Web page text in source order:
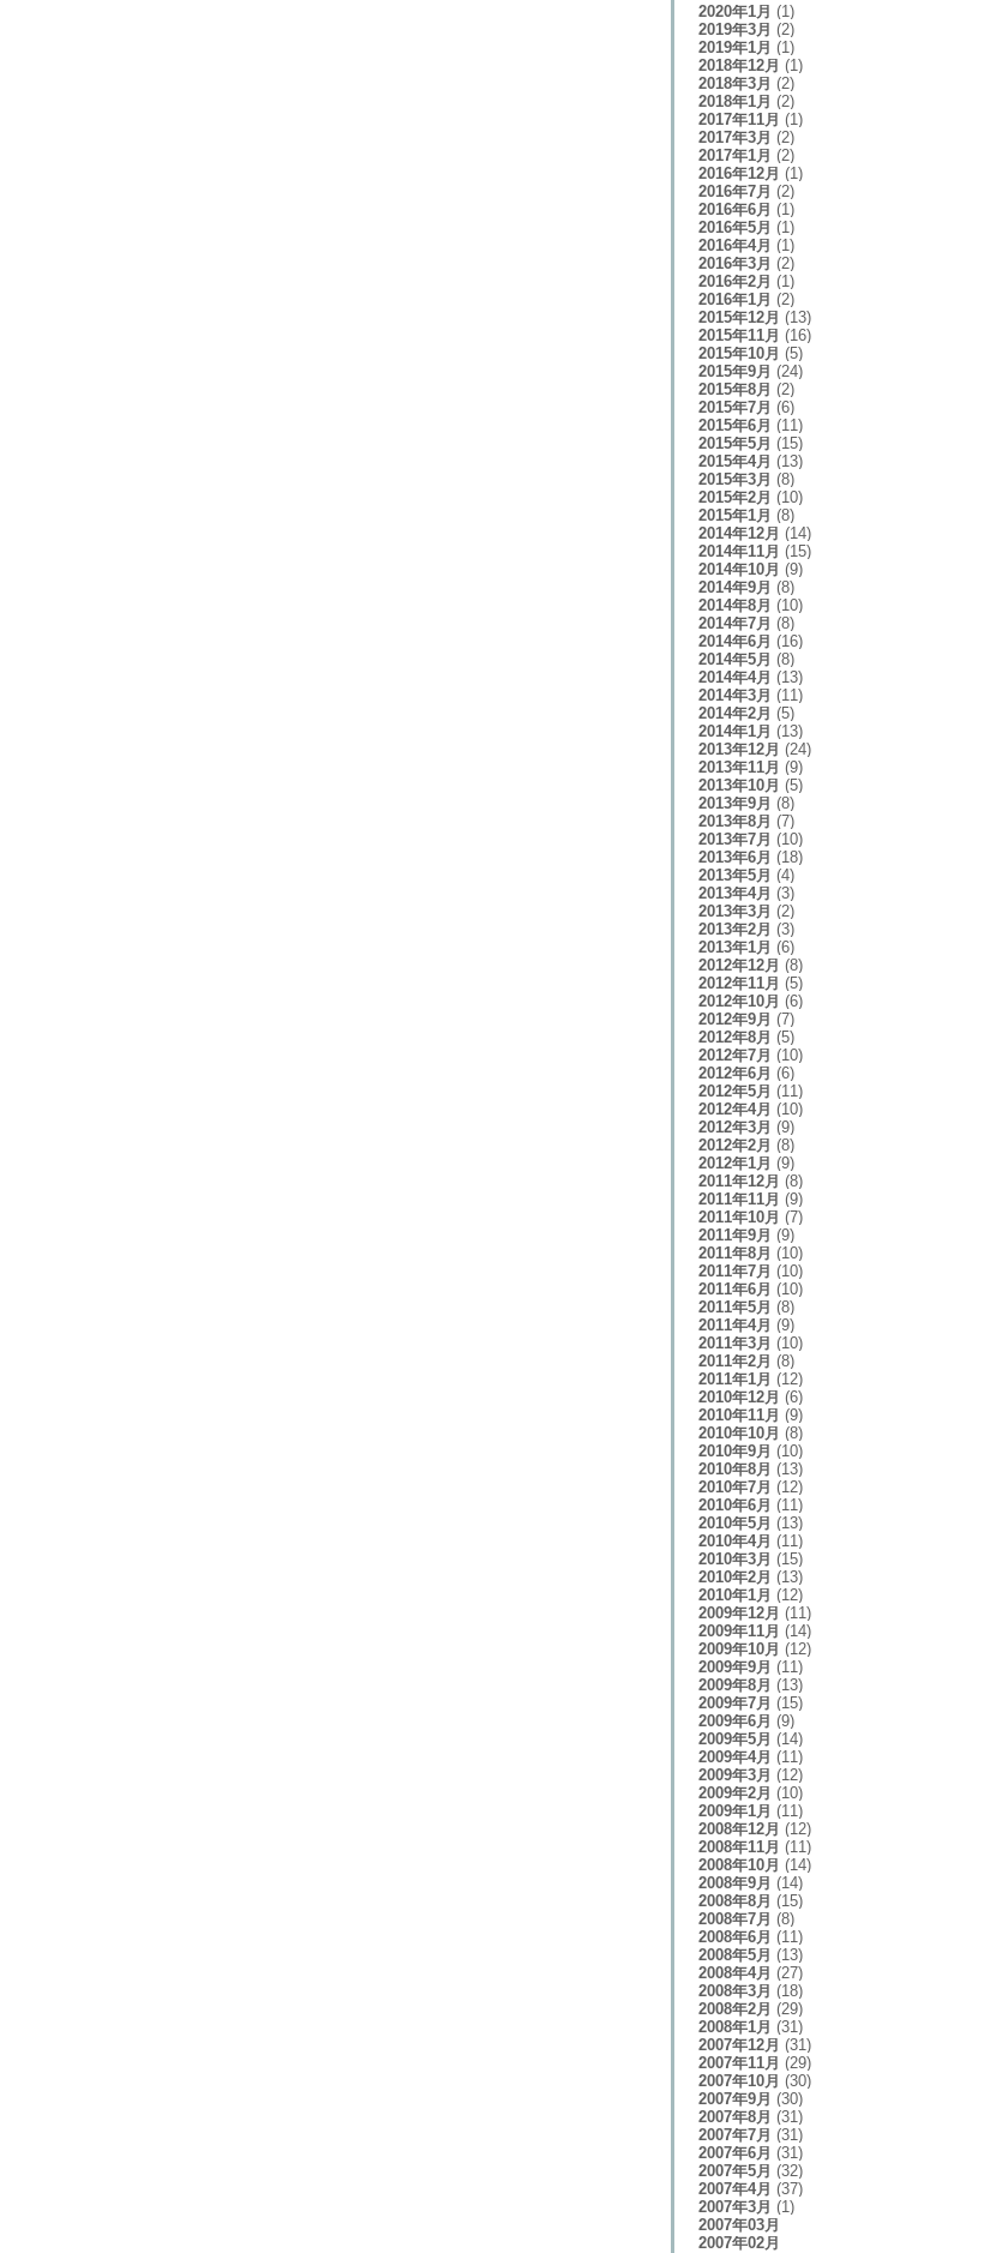
2020年1月 (1)
2019年3月 (2)
2019年1月 (1)
2018年12月 (1)
2018年3月 (2)
2018年1月 (2)
2017年11月 (1)
2017年3月 (2)
2017年1月 (2)
2016年12月 (1)
2016年7月 (2)
2016年6月 (1)
2016年5月 (1)
2016年4月 (1)
2016年3月 (2)
2016年2月 (1)
2016年1月 (2)
2015年12月 (13)
2015年11月 (16)
2015年10月 (5)
2015年9月 (24)
2015年8月 (2)
2015年7月 (6)
2015年6月 (11)
2015年5月 (15)
2015年4月 (13)
2015年3月 (8)
2015年2月 (10)
2015年1月 (8)
2014年12月 (14)
2014年11月 (15)
2014年10月 (9)
2014年9月 (8)
2014年8月 (10)
2014年7月 (8)
2014年6月 (16)
2014年5月 (8)
2014年4月 (13)
2014年3月 (11)
2014年2月 (5)
2014年1月 (13)
2013年12月 (24)
2013年11月 (9)
2013年10月 (5)
2013年9月 (8)
2013年8月 (7)
2013年7月 (10)
2013年6月 (18)
2013年5月 (4)
2013年4月 (3)
2013年3月 (2)
2013年2月 (3)
2013年1月 (6)
2012年12月 (8)
2012年11月 (5)
2012年10月 (6)
2012年9月 (7)
2012年8月 (5)
2012年7月 (10)
2012年6月 (6)
2012年5月 (11)
2012年4月 (10)
2012年3月 (9)
2012年2月 (8)
2012年1月 (9)
2011年12月 (8)
2011年11月 (9)
2011年10月 (7)
2011年9月 (9)
2011年8月 (10)
2011年7月 (10)
2011年6月 (10)
2011年5月 (8)
2011年4月 (9)
2011年3月 (10)
2011年2月 (8)
2011年1月 (12)
2010年12月 (6)
2010年11月 (9)
2010年10月 (8)
2010年9月 (10)
2010年8月 (13)
2010年7月 (12)
2010年6月 (11)
2010年5月 (13)
2010年4月 (11)
2010年3月 (15)
2010年2月 (13)
2010年1月 (12)
2009年12月 (11)
2009年11月 (14)
2009年10月 (12)
2009年9月 (11)
2009年8月 (13)
2009年7月 (15)
2009年6月 (9)
2009年5月 (14)
2009年4月 (11)
2009年3月 (12)
2009年2月 (10)
2009年1月 (11)
2008年12月 (12)
2008年11月 (11)
2008年10月 (14)
2008年9月 (14)
2008年8月 (15)
2008年7月 (8)
2008年6月 (11)
2008年5月 (13)
2008年4月 (27)
2008年3月 (18)
2008年2月 (29)
2008年1月 (31)
2007年12月 (31)
2007年11月 (29)
2007年10月 (30)
2007年9月 (30)
2007年8月 (31)
2007年7月 (31)
2007年6月 (31)
2007年5月 (32)
2007年4月 (37)
2007年3月 (1)
2007年03月
2007年02月